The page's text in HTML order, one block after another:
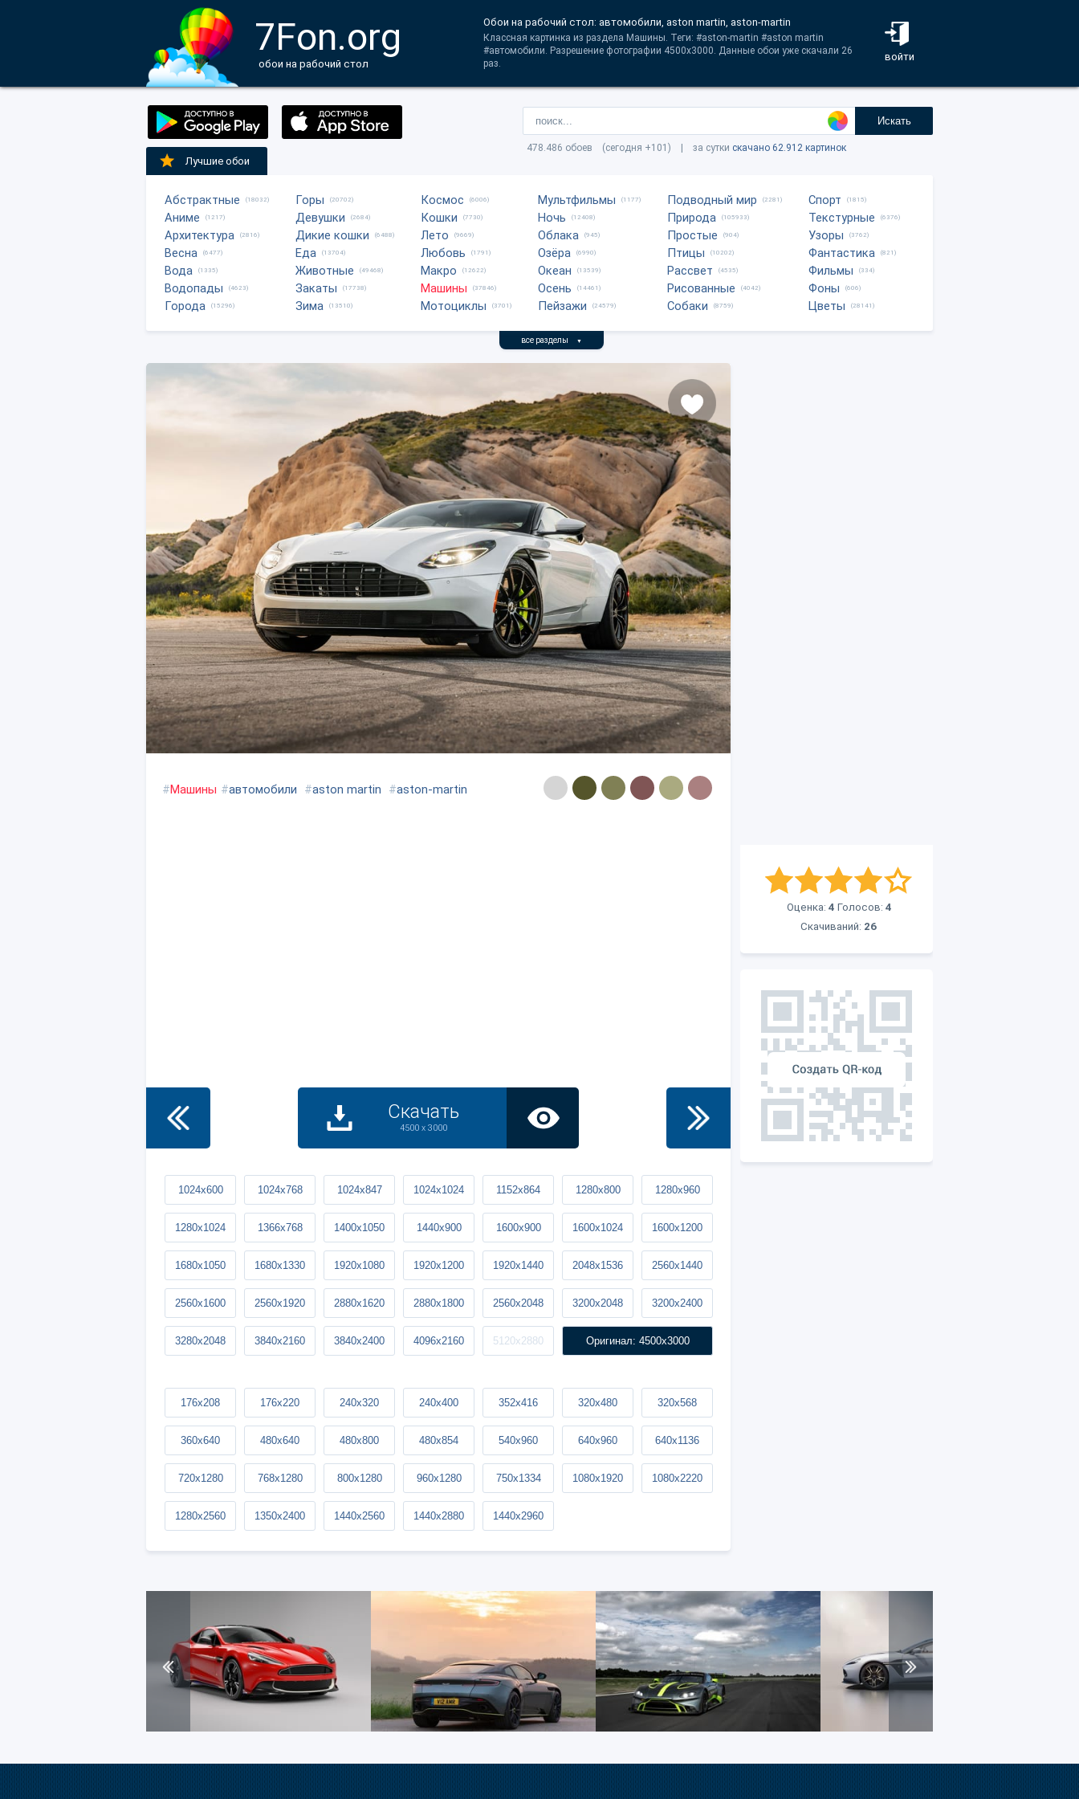
7Fon.org
обои на рабочий стол
войти
Обои на рабочий стол: автомобили, aston martin, aston-martin
Классная картинка из раздела Машины. Теги: #aston-martin #aston martin
#автомобили. Разрешение фотографии 4500x3000. Данные обои уже скачали 26
раз.
Искать
478.486 обоев (сегодня +101) | за сутки скачано 62.912 картинок
Лучшие обои
Абстрактные (18032)
Аниме (1217)
Архитектура (2816)
Весна (6477)
Вода (1335)
Водопады (4623)
Города (15296)
Горы (20702)
Девушки (2684)
Дикие кошки (6488)
Еда (13704)
Животные (49468)
Закаты (17738)
Зима (13510)
Космос (6006)
Кошки (7730)
Лето (9669)
Любовь (1791)
Макро (12622)
Машины (37846)
Мотоциклы (3701)
Мультфильмы (1177)
Ночь (12408)
Облака (945)
Озёра (6990)
Океан (13539)
Осень (14461)
Пейзажи (24579)
Подводный мир (2281)
Природа (105933)
Простые (904)
Птицы (10202)
Рассвет (4535)
Рисованные (4042)
Собаки (8759)
Спорт (1815)
Текстурные (6376)
Узоры (3762)
Фантастика (821)
Фильмы (334)
Фоны (606)
Цветы (28141)
все разделы ▼
Оценка: 4 Голосов: 4
Скачиваний: 26
#Машины #автомобили #aston martin #aston-martin
Скачать
4500 x 3000
1024x600 1024x768 1024x847 1024x1024 1152x864 1280x800 1280x960
1280x1024 1366x768 1400x1050 1440x900 1600x900 1600x1024 1600x1200
1680x1050 1680x1330 1920x1080 1920x1200 1920x1440 2048x1536 2560x1440
2560x1600 2560x1920 2880x1620 2880x1800 2560x2048 3200x2048 3200x2400
3280x2048 3840x2160 3840x2400 4096x2160 5120x2880 Оригинал: 4500x3000
176x208 176x220 240x320 240x400 352x416 320x480 320x568
360x640 480x640 480x800 480x854 540x960 640x960 640x1136
720x1280 768x1280 800x1280 960x1280 750x1334 1080x1920 1080x2220
1280x2560 1350x2400 1440x2560 1440x2880 1440x2960